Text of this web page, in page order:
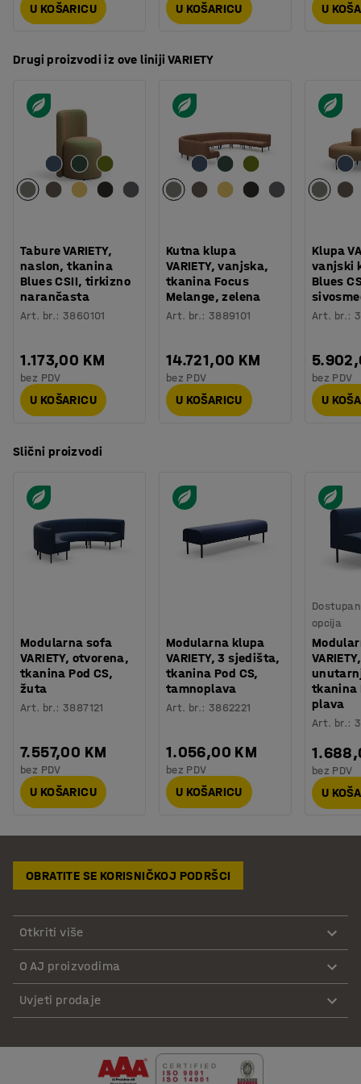
U KOŠARICU U KOŠARICU U
Drugi proizvodi iz ove liniji VARIETY
Tabure VARIETY,
naslon, tkanina
Blues CSII, tirkizno
narančasta
Art. br.:3860101
1.173,00 KM
bez PDV
U KOŠARICU
Kutna klupa
VARIETY, vanjska,
tkanina Focus
Melange, zelena
Art. br.: 3889101
14.721,00 KM
bez PDV
U KOŠARICU
Klupa
vanjski
Blues
Art. br.:
bez PDV
U
Slični proizvodi
Modularna sofa
VARIETY, otvorena,
tkanina Pod CS,
žuta
Art. br.:3887121
7.557,00 KM
bez PDV
U KOŠARICU
Modularna klupa
VARIETY, 3 sjedišta,
tkanina Pod CS,
tamnoplava
Art. br.: 3862221
1.056,00 KM
bez PDV
U KOŠARICU
opcija
tkanina
plava
Art. br.:
bez PDV
U
OBRATITE SE KORISNIČKOJ PODRŠCI
Otkriti više
O AJ proizvodima
Uvjeti prodaje